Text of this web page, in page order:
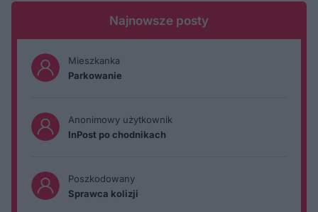
Najnowsze posty
Mieszkanka
Parkowanie
Anonimowy użytkownik
InPost po chodnikach
Poszkodowany
Sprawca kolizji